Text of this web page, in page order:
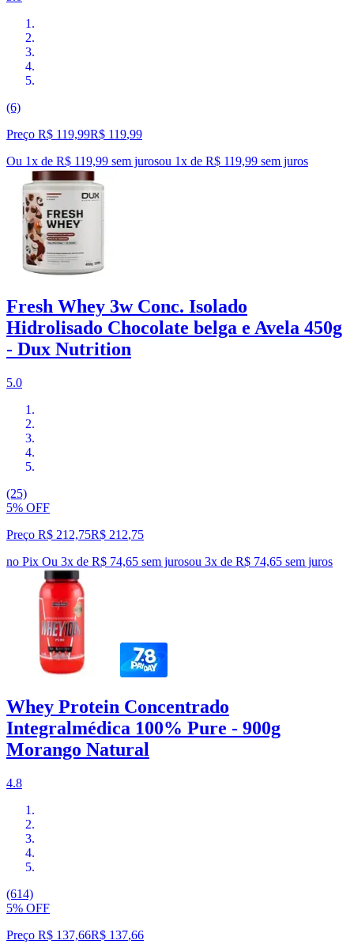
(6)
Preço R$ 119,99R$ 119,99
Ou 1x de R$ 119,99 sem jurosou 1x de R$ 119,99 sem juros
Fresh Whey 3w Conc. Isolado
Hidrolisado Chocolate belga e Avela 450g
- Dux Nutrition
5.0
(25)
5% OFF
Preço R$ 212,75R$ 212,75
no Pix Ou 3x de R$ 74,65 sem jurosou 3x de R$ 74,65 sem juros
Whey Protein Concentrado
Integralmédica 100% Pure - 900g
Morango Natural
4.8
(614)
5% OFF
Preço R$ 137,66R$ 137,66